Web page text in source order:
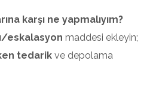
karşı ne yapmalıyım?
eskalasyon maddesi ekleyin;
tedarik ve depolama